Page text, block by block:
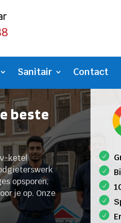
Sanitair Contact
beste
ketel
opsporen,
je op. Onze